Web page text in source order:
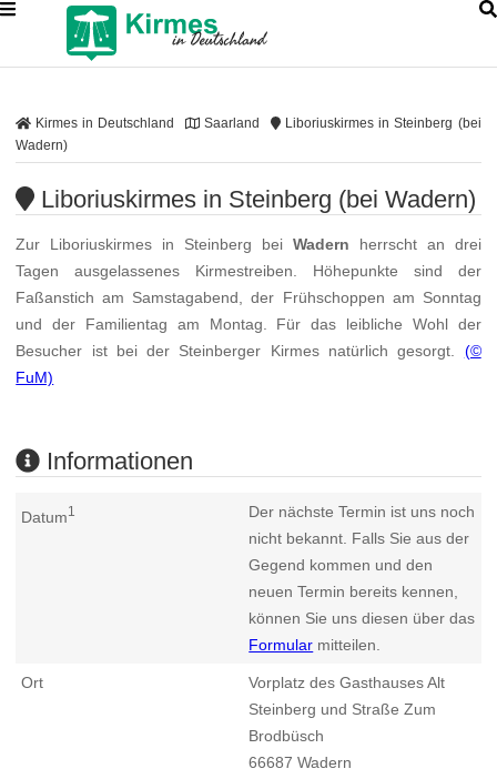
Kirmes in Deutschland Saarland
Liboriuskirmes in Steinberg (bei
Wadern)
Liboriuskirmes in Steinberg (bei Wadern)
Zur Liboriuskirmes in Steinberg bei Wadern herrscht an drei
Tagen ausgelassenes Kirmestreiben. Höhepunkte sind der
Faßanstich am Samstagabend, der Frühschoppen am Sonntag
und der Familientag am Montag. Für das leibliche Wohl der
Besucher ist bei der Steinberger Kirmes natürlich gesorgt. (©
FuM)
Informationen
Datum1
Der nächste Termin ist uns noch
nicht bekannt. Falls Sie aus der
Gegend kommen und den
neuen Termin bereits kennen,
können Sie uns diesen über das
Formular mitteilen.
Ort
Vorplatz des Gasthauses Alt
Steinberg und Straße Zum
Brodbüsch
66687 Wadern